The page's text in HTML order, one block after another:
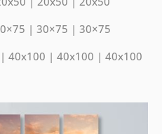
| 30×75 | 30×75
40x100 | 40x100 | 40x100